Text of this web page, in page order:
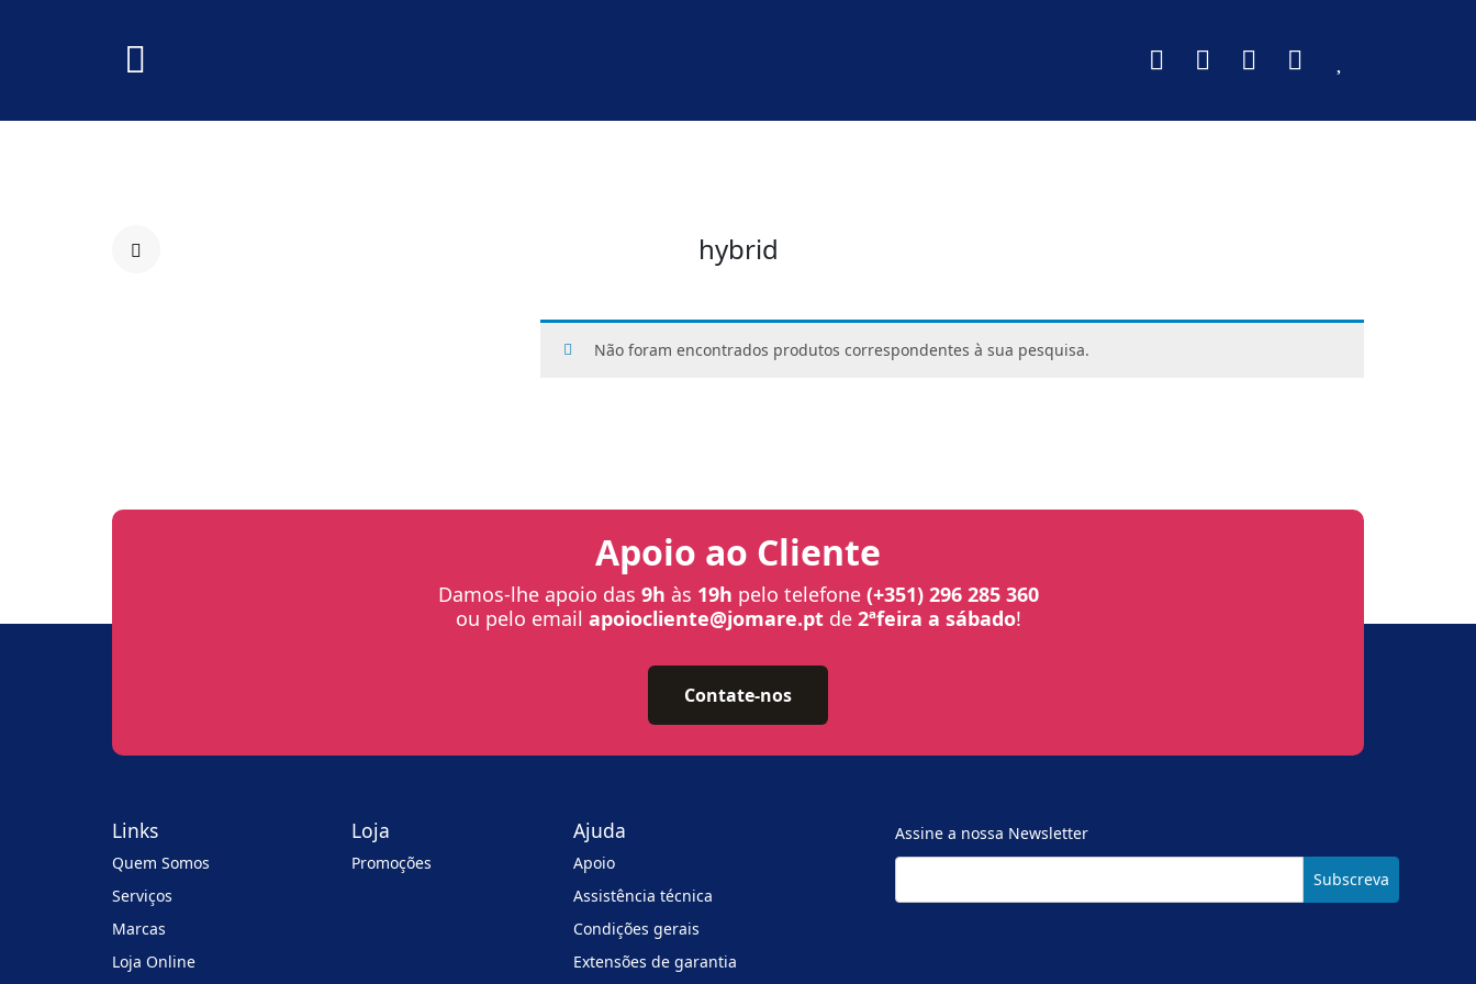
hybrid
Não foram encontrados produtos correspondentes à sua pesquisa.
Apoio ao Cliente
Damos-lhe apoio das 9h às 19h pelo telefone (+351) 296 285 360
ou pelo email apoiocliente@jomare.ptde 2ªfeira a sábado!
Contate-nos
Links
Quem Somos
Serviços
Marcas
Loja Online
Loja
Promoções
Ajuda
Apoio
Assistência técnica
Condições gerais
Extensões de garantia
Assine a nossa Newsletter
Subscreva